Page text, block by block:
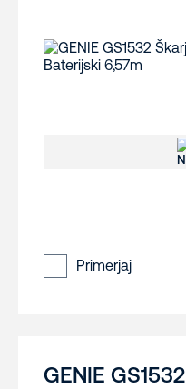
Primerjaj
GENIE GS1532